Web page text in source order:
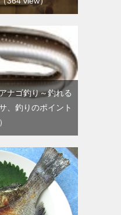
ナゴ釣り～釣れる
、釣りのポイント